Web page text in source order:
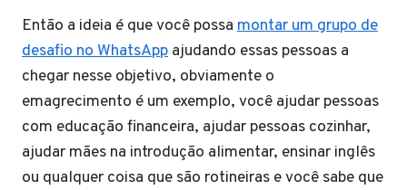
Então a ideia é que você possa montar um grupo de
desafio no WhatsApp ajudando essas pessoas a
chegar nesse objetivo, obviamente o
emagrecimento é um exemplo, você ajudar pessoas
com educação financeira, ajudar pessoas cozinhar,
ajudar mães na introdução alimentar, ensinar inglês
ou qualquer coisa que são rotineiras e você sabe que